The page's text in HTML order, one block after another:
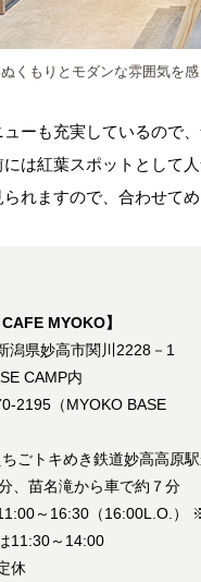
くもりとモダンな雰囲気を
ューも充実しているので
は紅葉スポットとして
れますので、合わせて
MYOKO】
潟県妙高市関川2228－1
CAMP内
2195（MYOKO BASE
ちごトキめき鉄道妙高高原
、苗名滝から車で約７分
～16:30（16:00L.O.）
11:30～14:00
休